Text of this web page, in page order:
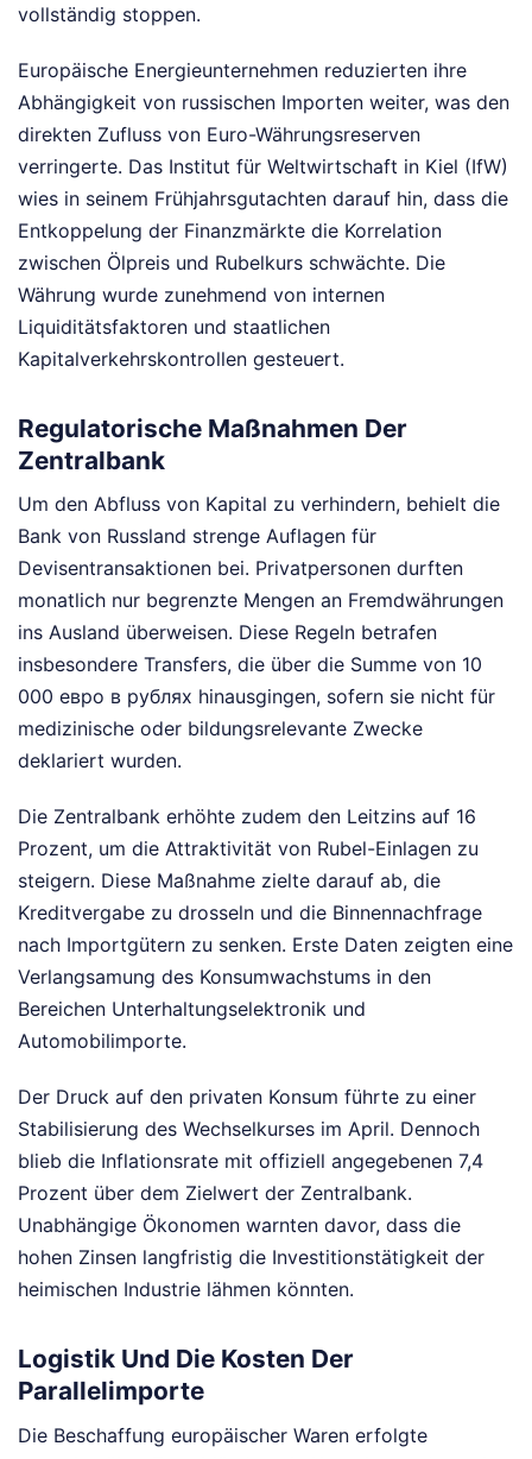
vollständig stoppen.
Europäische Energieunternehmen reduzierten ihre
Abhängigkeit von russischen Importen weiter, was den
direkten Zufluss von Euro-Währungsreserven
verringerte. Das Institut für Weltwirtschaft in Kiel (IfW)
wies in seinem Frühjahrsgutachten darauf hin, dass die
Entkoppelung der Finanzmärkte die Korrelation
zwischen Ölpreis und Rubelkurs schwächte. Die
Währung wurde zunehmend von internen
Liquiditätsfaktoren und staatlichen
Kapitalverkehrskontrollen gesteuert.
Regulatorische Maßnahmen Der
Zentralbank
Um den Abfluss von Kapital zu verhindern, behielt die
Bank von Russland strenge Auflagen für
Devisentransaktionen bei. Privatpersonen durften
monatlich nur begrenzte Mengen an Fremdwährungen
ins Ausland überweisen. Diese Regeln betrafen
insbesondere Transfers, die über die Summe von 10
000 евро в рублях hinausgingen, sofern sie nicht für
medizinische oder bildungsrelevante Zwecke
deklariert wurden.
Die Zentralbank erhöhte zudem den Leitzins auf 16
Prozent, um die Attraktivität von Rubel-Einlagen zu
steigern. Diese Maßnahme zielte darauf ab, die
Kreditvergabe zu drosseln und die Binnennachfrage
nach Importgütern zu senken. Erste Daten zeigten eine
Verlangsamung des Konsumwachstums in den
Bereichen Unterhaltungselektronik und
Automobilimporte.
Der Druck auf den privaten Konsum führte zu einer
Stabilisierung des Wechselkurses im April. Dennoch
blieb die Inflationsrate mit offiziell angegebenen 7,4
Prozent über dem Zielwert der Zentralbank.
Unabhängige Ökonomen warnten davor, dass die
hohen Zinsen langfristig die Investitionstätigkeit der
heimischen Industrie lähmen könnten.
Logistik Und Die Kosten Der
Parallelimporte
Die Beschaffung europäischer Waren erfolgte